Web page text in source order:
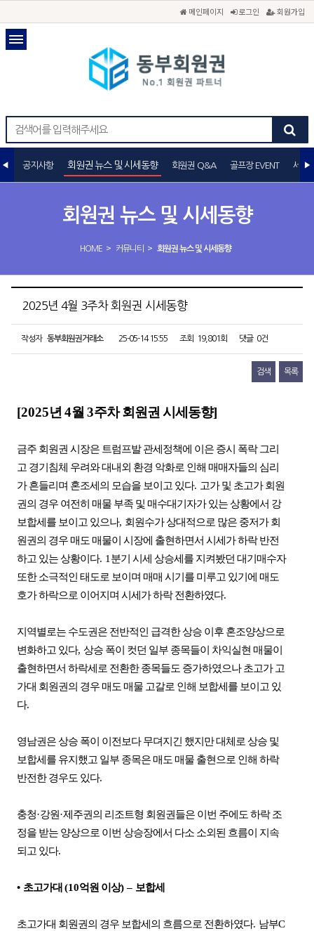
메인페이지 로그인 회원가입
회원권 뉴스 및 시세동향
HOME > 커뮤니티 > 회원권 뉴스 및 시세동향
공지사항 회원권 뉴스 및 시세동향 회원권 Q&A 골프장 EVENT 세무
2025년 4월 3주차 회원권 시세동향
작성자 동부회원권거래소 25-05-14 15:55 조회 19,801회 댓글 0건
검색 목록
[2025년 4월 3주차 회원권 시세동향]
금주 회원권 시장은 트럼프발 관세정책에 이은 증시 폭락 그리
고 경기침체 우려와 대내외 환경 악화로 인해 매매자들의 심리
가 흔들리며 혼조세의 모습을 보이고 있다. 고가 및 초고가 회원
권의 경우 여전히 매물 부족 및 매수대기자가 있는 상황에서 강
보합세를 보이고 있으나, 회원수가 상대적으로 많은 중저가 회
원권의 경우 매도 매물이 시장에 출현하면서 시세가 하락 반전
하고 있는 상황이다. 1 분기 시세 상승세를 지켜봤던 대기매수자
또한 소극적인 태도로 보이며 매매 시기를 미루고 있기에 매도
호가 하락으로 이어지며 시세가 하락 전환하였다.
지역별로는 수도권은 전반적인 급격한 상승 이후 혼조양상으로
변화하고 있다, 상승 폭이 컷던 일부 종목들이 차익실현 매물이
출현하면서 하락세로 전환한 종목들도 증가하였으나 초고가 고
가대 회원권의 경우 매도 매물 고갈로 인해 보합세를 보이고 있
다.
영남권은 상승 폭이 이전보다 무뎌지긴 했지만 대체로 상승 및
보합세를 유지했고 일부 종목은 매도 매물 출현으로 인해 하락
반전한 경우도 있다.
충청·강원·제주권의 리조트형 회원권들은 이번 주에도 하락 조
정을 받는 양상으로 이번 상승장에서 다소 소외된 흐름이 지속
되고 있다.
• 초고가대 (10억원 이상)– 보합세
초고가대 회원권의 경우 보합세의 흐름으로 전환하였다. 남부C